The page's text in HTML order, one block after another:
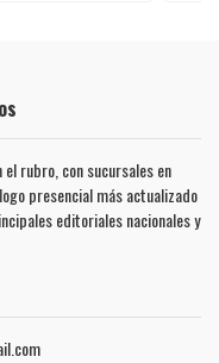
el rubro, con sucursales en
presencial más actualizado
editoriales nacionales y